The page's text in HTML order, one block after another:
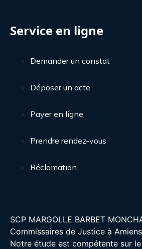
Service en ligne
Demander un constat
Déposer un acte
Payer en ligne
Prendre rendez-vous
Réclamation
SCP MARGOLLE BARBET
Commissaires de Justice à
Notre étude est compétente sur